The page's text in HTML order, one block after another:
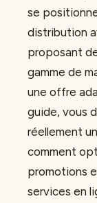
se
distribution
proposant
gamme de
une offre
guide, vous
réellement
comment
promotions
services en